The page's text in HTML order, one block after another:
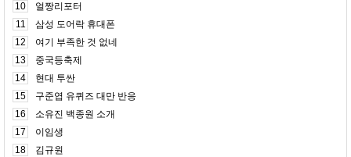
10
얼짱리포터
11
삼성 도어락 휴대폰
12
여기 부족한 것 없네
13
중국등축제
14
현대 투싼
15
구준엽 유퀴즈 대만 반응
16
소유진 백종원 소개
17
이임생
18
김규원